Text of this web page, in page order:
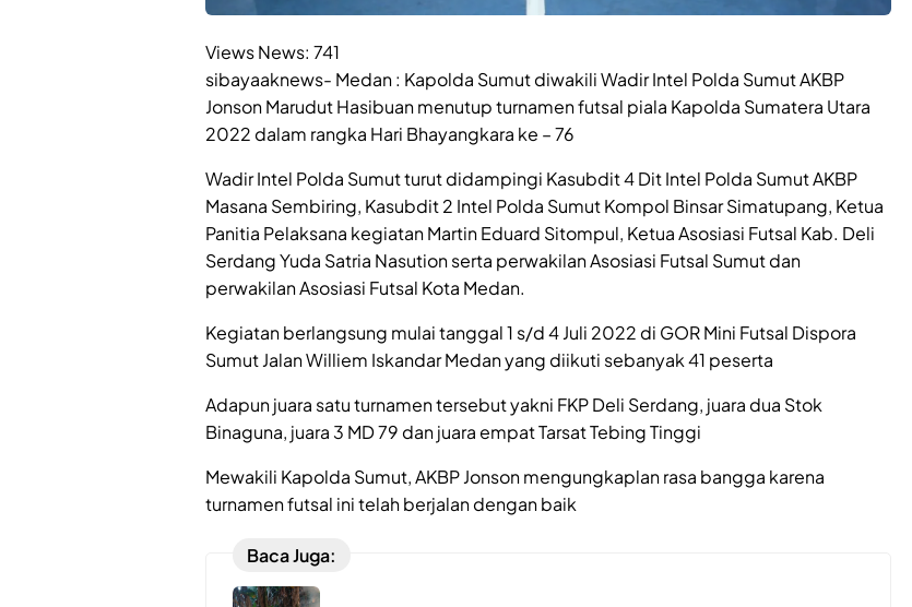
Views News: 741
sibayaaknews- Medan : Kapolda Sumut diwakili Wadir Intel Polda Sumut AKBP
Jonson Marudut Hasibuan menutup turnamen futsal piala Kapolda Sumatera Utara
2022 dalam rangka Hari Bhayangkara ke – 76
Wadir Intel Polda Sumut turut didampingi Kasubdit 4 Dit Intel Polda Sumut AKBP
Masana Sembiring, Kasubdit 2 Intel Polda Sumut Kompol Binsar Simatupang, Ketua
Panitia Pelaksana kegiatan Martin Eduard Sitompul, Ketua Asosiasi Futsal Kab. Deli
Serdang Yuda Satria Nasution serta perwakilan Asosiasi Futsal Sumut dan
perwakilan Asosiasi Futsal Kota Medan.
Kegiatan berlangsung mulai tanggal 1 s/d 4 Juli 2022 di GOR Mini Futsal Dispora
Sumut Jalan Williem Iskandar Medan yang diikuti sebanyak 41 peserta
Adapun juara satu turnamen tersebut yakni FKP Deli Serdang, juara dua Stok
Binaguna, juara 3 MD 79 dan juara empat Tarsat Tebing Tinggi
Mewakili Kapolda Sumut, AKBP Jonson mengungkaplan rasa bangga karena
turnamen futsal ini telah berjalan dengan baik
Baca Juga: